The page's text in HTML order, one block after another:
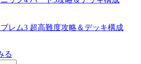
レム3 超高難度攻略＆デッキ構成
る